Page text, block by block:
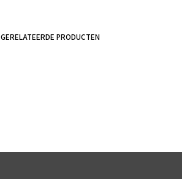
GERELATEERDE PRODUCTEN